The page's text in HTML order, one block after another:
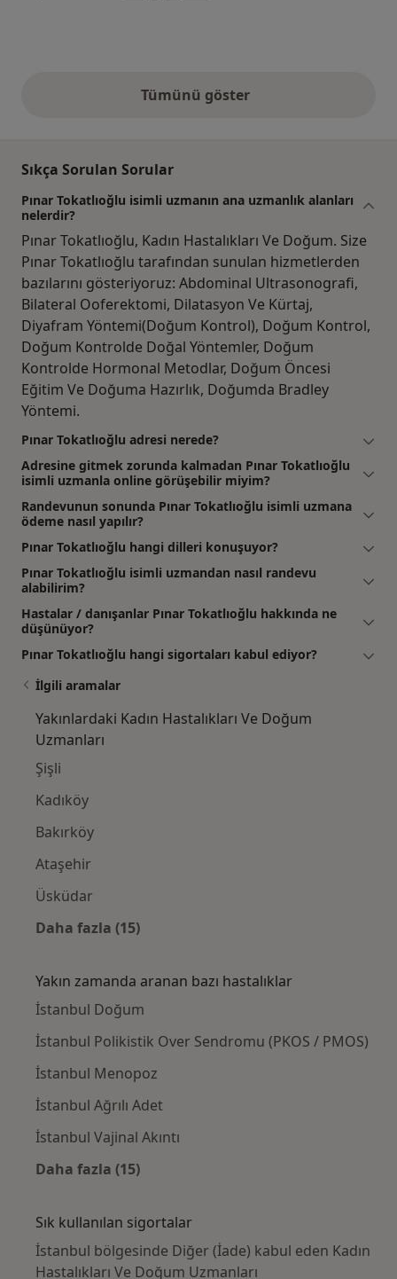
Tümünü gösteryukarıdaki görüşler
Sıkça Sorulan Sorular
Pınar Tokatlıoğlu isimli uzmanın ana uzmanlık alanları
nelerdir?
Pınar Tokatlıoğlu, Kadın Hastalıkları Ve Doğum. Size
Pınar Tokatlıoğlu tarafından sunulan hizmetlerden
bazılarını gösteriyoruz: Abdominal Ultrasonografi,
Bilateral Ooferektomi, Dilatasyon Ve Kürtaj,
Diyafram Yöntemi(Doğum Kontrol), Doğum Kontrol,
Doğum Kontrolde Doğal Yöntemler, Doğum
Kontrolde Hormonal Metodlar, Doğum Öncesi
Eğitim Ve Doğuma Hazırlık, Doğumda Bradley
Yöntemi.
Pınar Tokatlıoğlu adresi nerede?
Adresine gitmek zorunda kalmadan Pınar Tokatlıoğlu
isimli uzmanla online görüşebilir miyim?
Randevunun sonunda Pınar Tokatlıoğlu isimli uzmana
ödeme nasıl yapılır?
Pınar Tokatlıoğlu hangi dilleri konuşuyor?
Pınar Tokatlıoğlu isimli uzmandan nasıl randevu
alabilirim?
Hastalar / danışanlar Pınar Tokatlıoğlu hakkında ne
düşünüyor?
Pınar Tokatlıoğlu hangi sigortaları kabul ediyor?
İlgili aramalar
Yakınlardaki Kadın Hastalıkları Ve Doğum
Uzmanları
Şişli
Kadıköy
Bakırköy
Ataşehir
Üsküdar
Daha fazla (15)
Yakın zamanda aranan bazı hastalıklar
İstanbul Doğum
İstanbul Polikistik Over Sendromu (PKOS / PMOS)
İstanbul Menopoz
İstanbul Ağrılı Adet
İstanbul Vajinal Akıntı
Daha fazla (15)
Sık kullanılan sigortalar
İstanbul bölgesinde Diğer (İade) kabul eden Kadın
Hastalıkları Ve Doğum Uzmanları